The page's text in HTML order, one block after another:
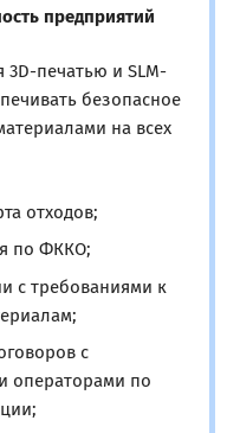
предприятий
печатью и SLM-
безопасное
на всех
отходов;
по ФККО;
с требованиями к
с
операторами по